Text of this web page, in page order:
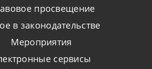
просвещение
в законодательстве
Мероприятия
сервисы